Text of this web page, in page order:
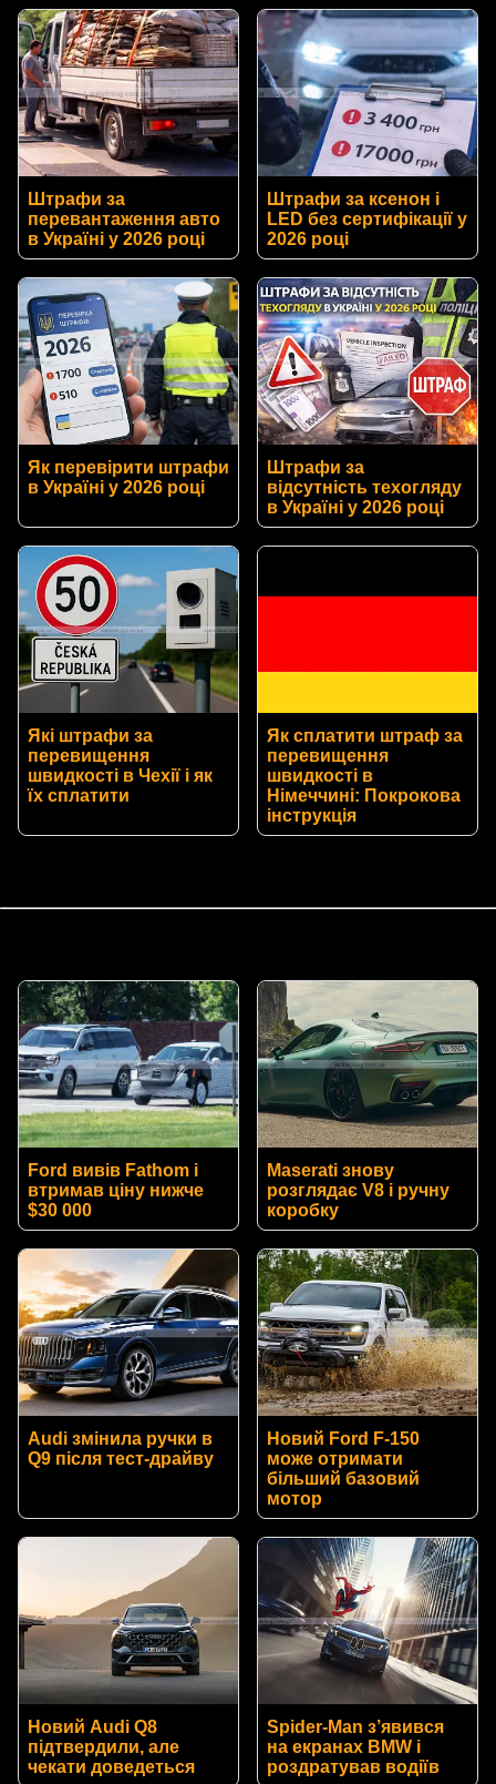
Штрафи за
перевантаження авто
в Україні у 2026 році
Штрафи за ксенон і
LED без сертифікації у
2026 році
Як перевірити штрафи
в Україні у 2026 році
Штрафи за
відсутність техогляду
в Україні у 2026 році
Які штрафи за
перевищення
швидкості в Чехії і як
їх сплатити
Як сплатити штраф за
перевищення
швидкості в
Німеччині: Покрокова
інструкція
Ford вивів Fathom і
втримав ціну нижче
$30 000
Maserati знову
розглядає V8 і ручну
коробку
Audi змінила ручки в
Q9 після тест-драйву
Новий Ford F-150
може отримати
більший базовий
мотор
Новий Audi Q8
підтвердили, але
чекати доведеться
Spider-Man з’явився
на екранах BMW і
роздратував водіїв